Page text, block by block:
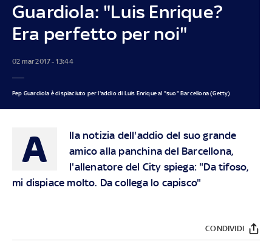
Guardiola: "Luis Enrique?
Era perfetto per noi"
02 mar 2017 - 13:44
Pep Guardiola è dispiaciuto per l'addio di Luis Enrique al "suo" Barcellona (Getty)
A
lla notizia dell'addio del suo grande
amico alla panchina del Barcellona,
l'allenatore del City spiega: "Da tifoso,
mi dispiace molto. Da collega lo capisco"
CONDIVIDI